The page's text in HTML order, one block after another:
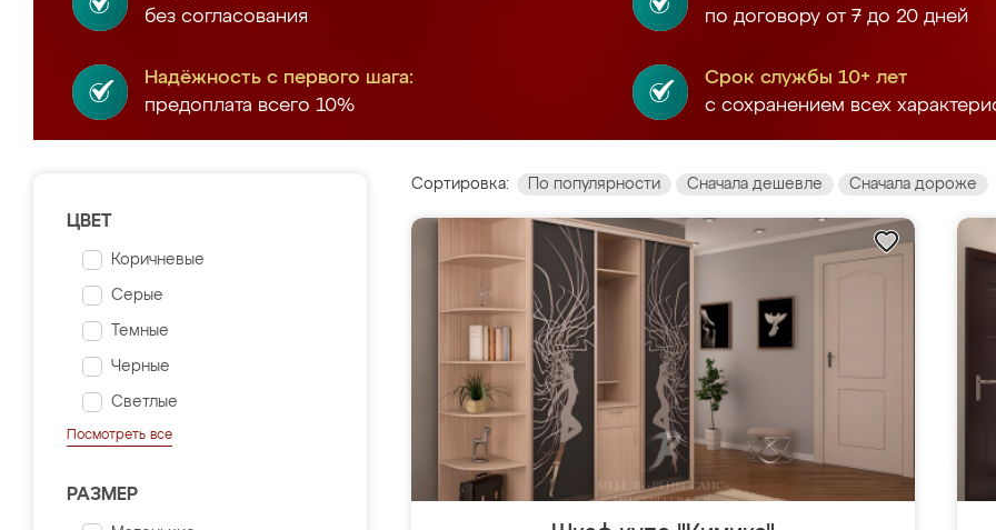
без согласования
по договору от 7 до 20 дней
Надёжность с первого шага:
предоплата всего 10%
Срок службы 10+ лет
с сохранением всех
ЦВЕТ
Коричневые
Серые
Темные
Черные
Светлые
Посмотреть все
РАЗМЕР
Сортировка: По популярности Сначала дешевле Сначала дороже